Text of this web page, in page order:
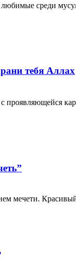
среди
тебя Аллах
проявляющейся
мечети.